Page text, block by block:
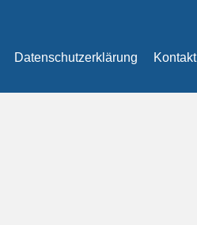
Datenschutzerklärung Kontakt